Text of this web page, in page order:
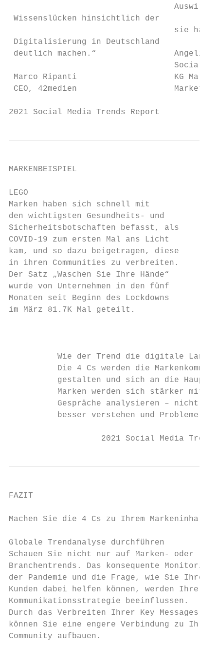
Wissenslücken hinsichtlich der
sie hat,
Digitalisierung in Deutschland
deutlich machen.“                Angelica
Social
Marco Ripanti                    KG
CEO, 42medien                    Marketing
2021 Social Media Trends Report
MARKENBEISPIEL
LEGO
Marken haben sich schnell mit
den wichtigsten Gesundheits- und
Sicherheitsbotschaften befasst, als
COVID-19 zum ersten Mal ans Licht
kam, und so dazu beigetragen, diese
in ihren Communities zu verbreiten.
Der Satz „Waschen Sie Ihre Hände“
wurde von Unternehmen in den fünf
Monaten seit Beginn des Lockdowns
im März 81.7K Mal geteilt.
Wie der Trend die digitale
Die 4 Cs werden die
gestalten und sich an die
Marken werden sich stärker mit
Gespräche analysieren – nicht
besser verstehen und Probleme
2021 Social Media
FAZIT
Machen Sie die 4 Cs zu Ihrem Markeninhalt
Globale Trendanalyse durchführen
Schauen Sie nicht nur auf Marken- oder
Branchentrends. Das konsequente
der Pandemie und die Frage, wie Sie
Kunden dabei helfen können, werden Ihre
Kommunikationsstrategie beeinflussen.
Durch das Verbreiten Ihrer Key Messages
können Sie eine engere Verbindung zu Ihrer
Community aufbauen.